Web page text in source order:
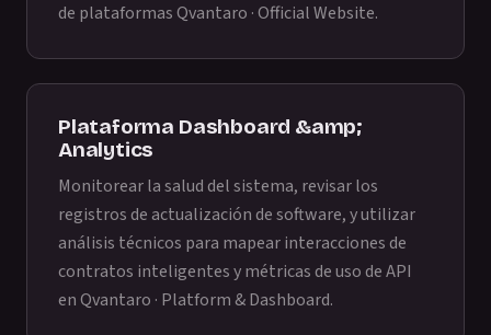
de plataformasQvantaro · Official Website.
Plataforma Dashboard &amp;
Analytics
Monitorear la salud del sistema, revisar los
registros de actualización de software, y utilizar
análisis técnicos para mapear interacciones de
contratos inteligentes y métricas de uso de API
enQvantaro · Platform & Dashboard.